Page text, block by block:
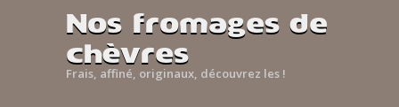
Nos fromages de
chèvres
Frais, affiné, originaux, découvrez les !